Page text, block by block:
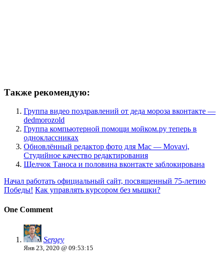
Также рекомендую:
Группа видео поздравлений от деда мороза вконтакте —
dedmorozold
Группа компьютерной помощи мойком.ру теперь в
одноклассниках
Обновлённый редактор фото для Mac — Movavi,
Студийное качество редактирования
Щелчок Таноса и половина вконтакте заблокирована
Начал работать официальный сайт, посвященный 75-летию
Победы! Как управлять курсором без мышки?
One Comment
Sergey
Янв 23, 2020 @ 09:53:15